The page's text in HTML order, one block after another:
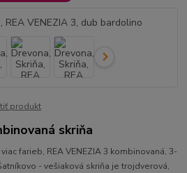
produkt
skriňa
farieb, REA VENEZIA 3 kombinovaná, 3-
- vešiaková skriňa je trojdverová,